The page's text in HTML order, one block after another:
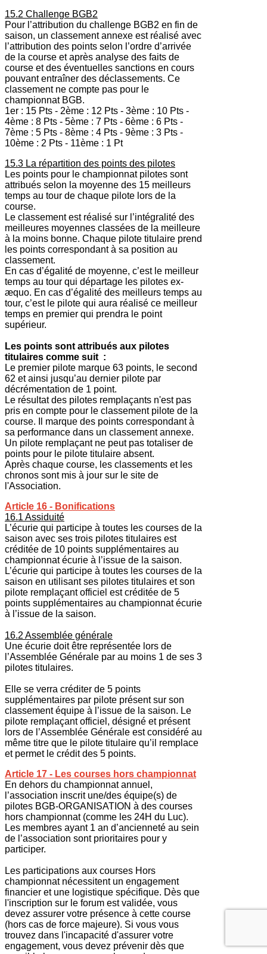
15.2 Challenge BGB2
Pour l’attribution du challenge BGB2 en fin de
saison, un classement annexe est réalisé avec
l’attribution des points selon l’ordre d’arrivée
de la course et après analyse des faits de
course et des éventuelles sanctions en cours
pouvant entraîner des déclassements. Ce
classement ne compte pas pour le
championnat BGB.
1er : 15 Pts - 2ème : 12 Pts - 3ème : 10 Pts -
4ème : 8 Pts - 5ème : 7 Pts - 6ème : 6 Pts -
7ème : 5 Pts - 8ème : 4 Pts - 9ème : 3 Pts -
10ème : 2 Pts - 11ème : 1 Pt
15.3 La répartition des points des pilotes
Les points pour le championnat pilotes sont
attribués selon la moyenne des 15 meilleurs
temps au tour de chaque pilote lors de la
course.
Le classement est réalisé sur l’intégralité des
meilleures moyennes classées de la meilleure
à la moins bonne. Chaque pilote titulaire prend
les points correspondant à sa position au
classement.
En cas d’égalité de moyenne, c’est le meilleur
temps au tour qui départage les pilotes ex-
æquo. En cas d’égalité des meilleurs temps au
tour, c’est le pilote qui aura réalisé ce meilleur
temps en premier qui prendra le point
supérieur.
Les points sont attribués aux pilotes
titulaires comme suit :
Le premier pilote marque 63 points, le second
62 et ainsi jusqu’au dernier pilote par
décrémentation de 1 point.
Le résultat des pilotes remplaçants n'est pas
pris en compte pour le classement pilote de la
course. Il marque des points correspondant à
sa performance dans un classement annexe.
Un pilote remplaçant ne peut pas totaliser de
points pour le pilote titulaire absent.
Après chaque course, les classements et les
chronos sont mis à jour sur le site de
l'Association.
Article 16 - Bonifications
16.1 Assiduité
L’écurie qui participe à toutes les courses de la
saison avec ses trois pilotes titulaires est
créditée de 10 points supplémentaires au
championnat écurie à l’issue de la saison.
L’écurie qui participe à toutes les courses de la
saison en utilisant ses pilotes titulaires et son
pilote remplaçant officiel est créditée de 5
points supplémentaires au championnat écurie
à l’issue de la saison.
16.2 Assemblée générale
Une écurie doit être représentée lors de
l’Assemblée Générale par au moins 1 de ses 3
pilotes titulaires.
Elle se verra créditer de 5 points
supplémentaires par pilote présent sur son
classement équipe à l’issue de la saison. Le
pilote remplaçant officiel, désigné et présent
lors de l’Assemblée Générale est considéré au
même titre que le pilote titulaire qu’il remplace
et permet le crédit des 5 points.
Article 17 - Les courses hors championnat
En dehors du championnat annuel,
l’association inscrit une/des équipe(s) de
pilotes BGB-ORGANISATION à des courses
hors championnat (comme les 24H du Luc).
Les membres ayant 1 an d’ancienneté au sein
de l’association sont prioritaires pour y
participer.
Les participations aux courses Hors
championnat nécessitent un engagement
financier et une logistique spécifique. Dès que
l'inscription sur le forum est validée, vous
devez assurer votre présence à cette course
(hors cas de force majeure). Si vous vous
trouvez dans l'incapacité d'assurer votre
engagement, vous devez prévenir dès que